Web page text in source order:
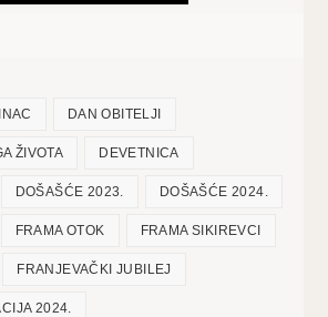
DAN OBITELJI
ŽIVOTA DEVETNICA
DOŠAŠĆE 2023. DOŠAŠĆE 2024.
FRAMA OTOK FRAMA SIKIREVCI
FRANJEVAČKI JUBILEJ
2024.